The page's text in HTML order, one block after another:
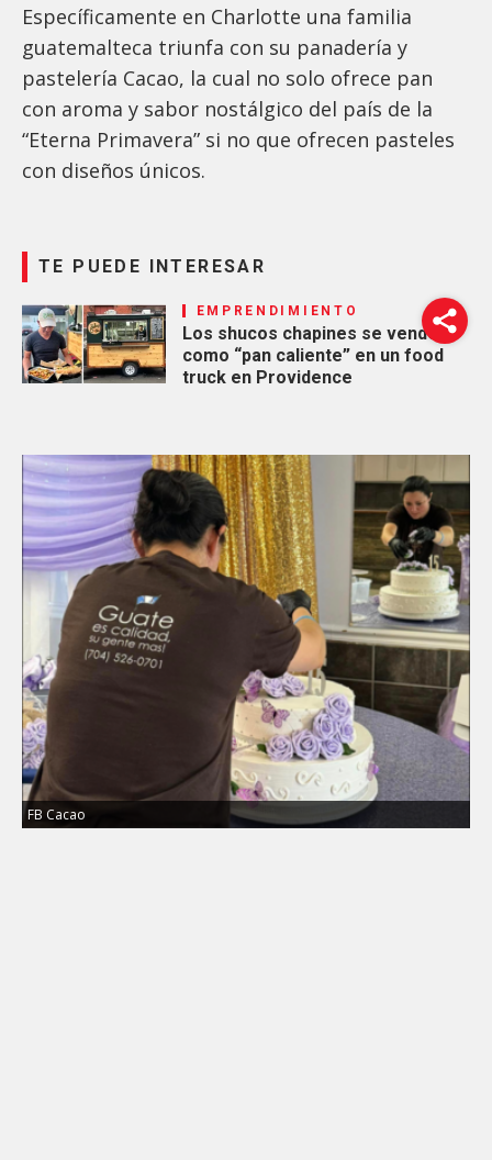
Específicamente en Charlotte una familia
guatemalteca triunfa con su panadería y
pastelería Cacao, la cual no solo ofrece pan
con aroma y sabor nostálgico del país de la
“Eterna Primavera” si no que ofrecen pasteles
con diseños únicos.
TE PUEDE INTERESAR
EMPRENDIMIENTO
Los shucos chapines se venden
como “pan caliente” en un food
truck en Providence
FB Cacao